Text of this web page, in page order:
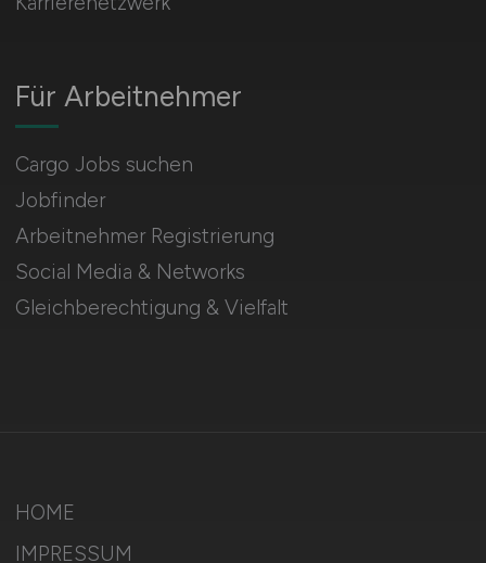
Für Arbeitnehmer
Cargo Jobs suchen
Jobfinder
Arbeitnehmer Registrierung
Social Media & Networks
Gleichberechtigung & Vielfalt
HOME
IMPRESSUM